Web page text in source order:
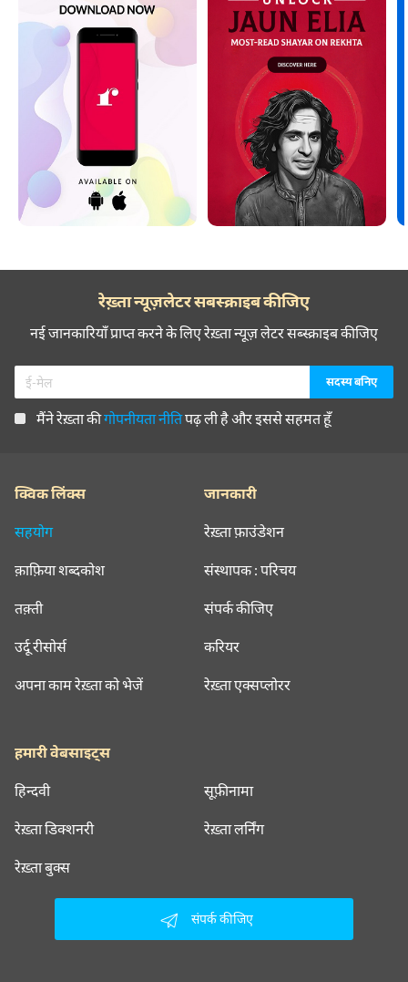
रेख़्ता न्यूज़लेटर सबस्क्राइब कीजिए
नई जानकारियाँ प्राप्त करने के लिए रेख़्ता न्यूज़ लेटर सब्स्क्राइब कीजिए
मैंने रेख़्ता कीगोपनीयता नीतिपढ़ ली है और इससे सहमत हूँ
क्विक लिंक्स
सहयोग
क़ाफ़िया शब्दकोश
तक़्ती
उर्दू रीसोर्स
अपना काम रेख़्ता को भेजें
जानकारी
रेख़्ता फ़ाउंडेशन
संस्थापक : परिचय
संपर्क कीजिए
करियर
रेख़्ता एक्सप्लोरर
हमारी वेबसाइट्स
हिन्दवी सूफ़ीनामा
रेख़्ता डिक्शनरी रेख़्ता लर्निंग
रेख़्ता बुक्स
संपर्क कीजिए